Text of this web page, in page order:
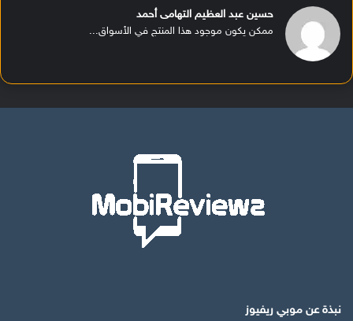
حسين عبد العظيم التهامى أحمد
ممكن يكون موجود هذا المنتج في الأسواق...
نبذة عن موبي ريفيوز